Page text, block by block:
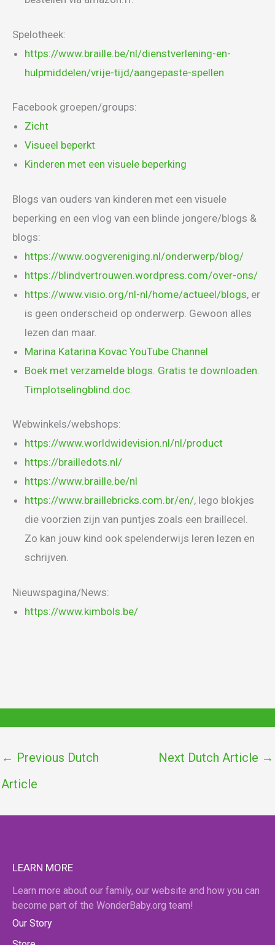
Spelotheek:
https://www.braille.be/nl/dienstverlening-en-
hulpmiddelen/vrije-tijd/aangepaste-spellen
Facebook groepen/groups:
Zicht
Visueel beperkt
Kinderen met een visuele beperking
Blogs van ouders van kinderen met een visuele
beperking en een vlog van een blinde jongere/blogs &
blogs:
https://www.oogvereniging.nl/onderwerp/blog/
https://blindvertrouwen.wordpress.com/over-ons/
https://www.visio.org/nl-nl/home/actueel/blogs, er
is geen onderscheid op onderwerp. Gewoon alles
lezen dan maar.
Marina Katarina Kovac YouTube Channel
Boek met verzamelde blogs. Gratis te downloaden.
Timplotselingblind.doc.
Webwinkels/webshops:
https://www.worldwidevision.nl/nl/product
https://brailledots.nl/
https://www.braille.be/nl
https://www.braillebricks.com.br/en/, lego blokjes
die voorzien zijn van puntjes zoals een braillecel.
Zo kan jouw kind ook spelenderwijs leren lezen en
schrijven.
Nieuwspagina/News:
https://www.kimbols.be/
← Previous Dutch
Article
Next Dutch Article →
LEARN MORE
Learn more about our family, our website and how you can
become part of the WonderBaby.org team!
Our Story